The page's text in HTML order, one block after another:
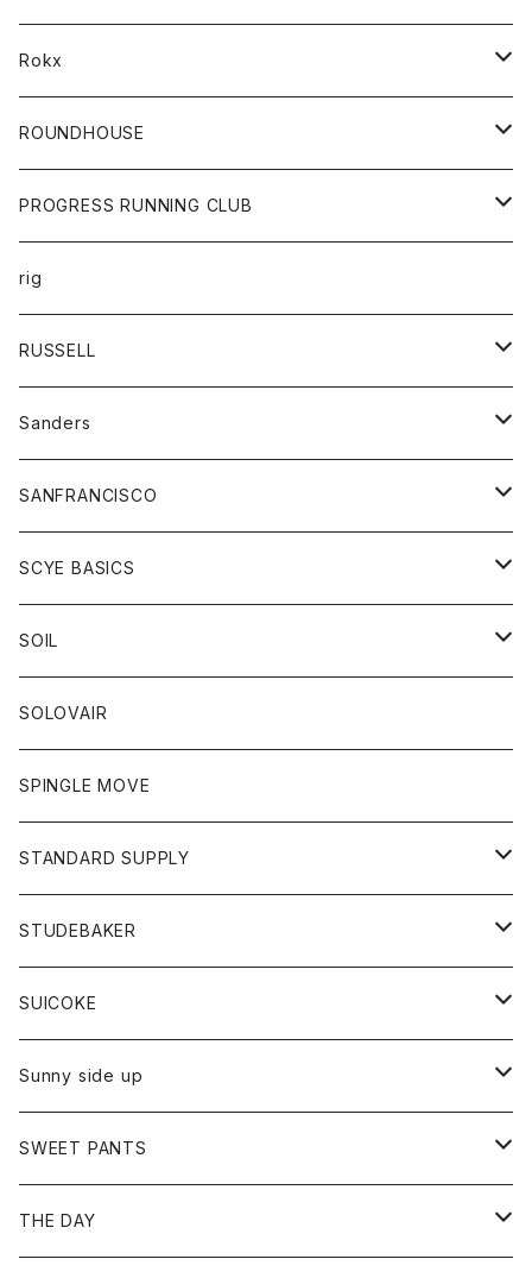
バック
カットソー
カーディガン
ニット
ベスト
ボトムス
ショートパンツ
パンツ
レディース
カットソー
コート
ボトム
ワンピース
バック
ショートパンツ
Rokx
ボトム
ROUNDHOUSE
エプロン
キッズ
オーバーオール
ボトム
ペインターパンツ
PROGRESS RUNNING CLUB
トップス
Tシャツ
グッズ
帽子
rig
RUSSELL
アウター
コート
パーカー
スカート
Tシャツ
トップス
Tシャツ
トレーナー
ボトム
ショートパンツ
スカート
レディース
スカート
Tシャツ
アクセサリー
バック
Sanders
グッズ
靴
SANFRANCISCO
アウター
カーディガン
コート
グッズ
ネクタイ
グローブ
アクセサリー
トップス
カットソー
カーディガン
ボトム
ショートパンツ
パンツ
レディース
カットソー
カーディガン
SCYE BASICS
ボトム
ジーンズ
チノパン
トップス
ポロシャツ
ベスト
靴
SOIL
靴
ワンピース
トップス
カットソー
ボトム
パンツ
オーバーオール
SOLOVAIR
SPINGLE MOVE
STANDARD SUPPLY
財布
バッグ
STUDEBAKER
アクセサリー
ブレスレット
リング
SUICOKE
ブーツ
サンダル
Sunny side up
アウター
Ｇジャン
ボトム
SWEET PANTS
ボトム
THE DAY